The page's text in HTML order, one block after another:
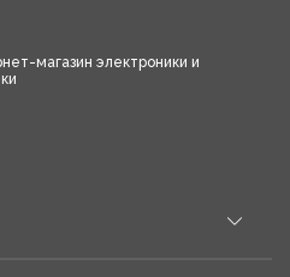
магазин электроники и